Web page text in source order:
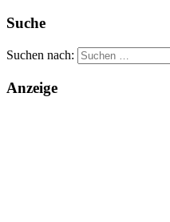
Suche
Suchen nach:
Anzeige